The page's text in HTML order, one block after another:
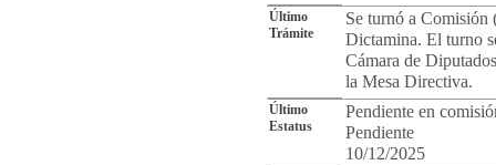
Último
Trámite
Se turnó a Comisión
Dictamina. El turno
Cámara de
la Mesa Directiva.
Último
Estatus
Pendiente en
Pendiente
10/12/2025